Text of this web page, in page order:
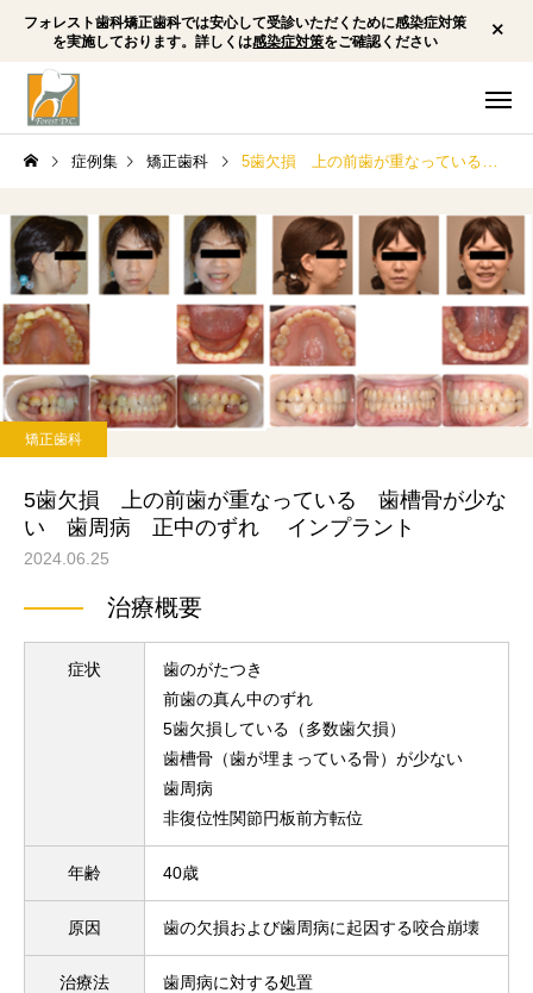
フォレスト歯科矯正歯科では安心して受診いただくために感染症対策
を実施しております。詳しくは感染症対策をご確認ください
一般・小児歯科 予防歯
小児矯正 下顎劣成長 前
歯の前突感 下唇を咬む
癖 歯ぎしり 顎関節症
矯正歯科
顎変形症 外科矯正
骨格性Ⅲ級 非対称
症例集 矯正歯科 5歯欠損 上の前歯が重なっている 歯槽骨が少ない 歯周病 正中のずれ インプラント
矯正歯科
5歯欠損 上の前歯が重なっている 歯槽骨が少な
い 歯周病 正中のずれ インプラント
2024.06.25
治療概要
症状
歯のがたつき
前歯の真ん中のずれ
5歯欠損している（多数歯欠損）
歯槽骨（歯が埋まっている骨）が少ない
歯周病
非復位性関節円板前方転位
年齢 40歳
原因 歯の欠損および歯周病に起因する咬合崩壊
治療法
歯周病に対する処置